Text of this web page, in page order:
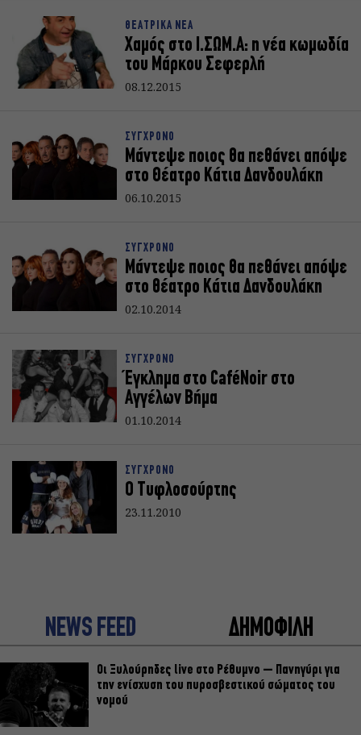
ΘΕΑΤΡΙΚΑ ΝΕΑ
Χαμός στο Ι.ΣΩΜ.Α: η νέα κωμωδία
του Μάρκου Σεφερλή
08.12.2015
ΣΥΓΧΡΟΝΟ
Μάντεψε ποιος θα πεθάνει απόψε
στο Θέατρο Κάτια Δανδουλάκη
06.10.2015
ΣΥΓΧΡΟΝΟ
Μάντεψε ποιος θα πεθάνει απόψε
στο θέατρο Κάτια Δανδουλάκη
02.10.2014
ΣΥΓΧΡΟΝΟ
Έγκλημα στο CaféNoir στο
Αγγέλων Βήμα
01.10.2014
ΣΥΓΧΡΟΝΟ
Ο Τυφλοσούρτης
23.11.2010
NEWS FEED ΔΗΜΟΦΙΛΗ
Οι Ξυλούρηδες live στο Ρέθυμνο – Πανηγύρι για
την ενίσχυση του πυροσβεστικού σώματος του
νομού